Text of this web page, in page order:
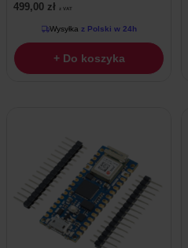
499,00 zł z VAT
Wysyłka z Polski w 24h
+ Do koszyka